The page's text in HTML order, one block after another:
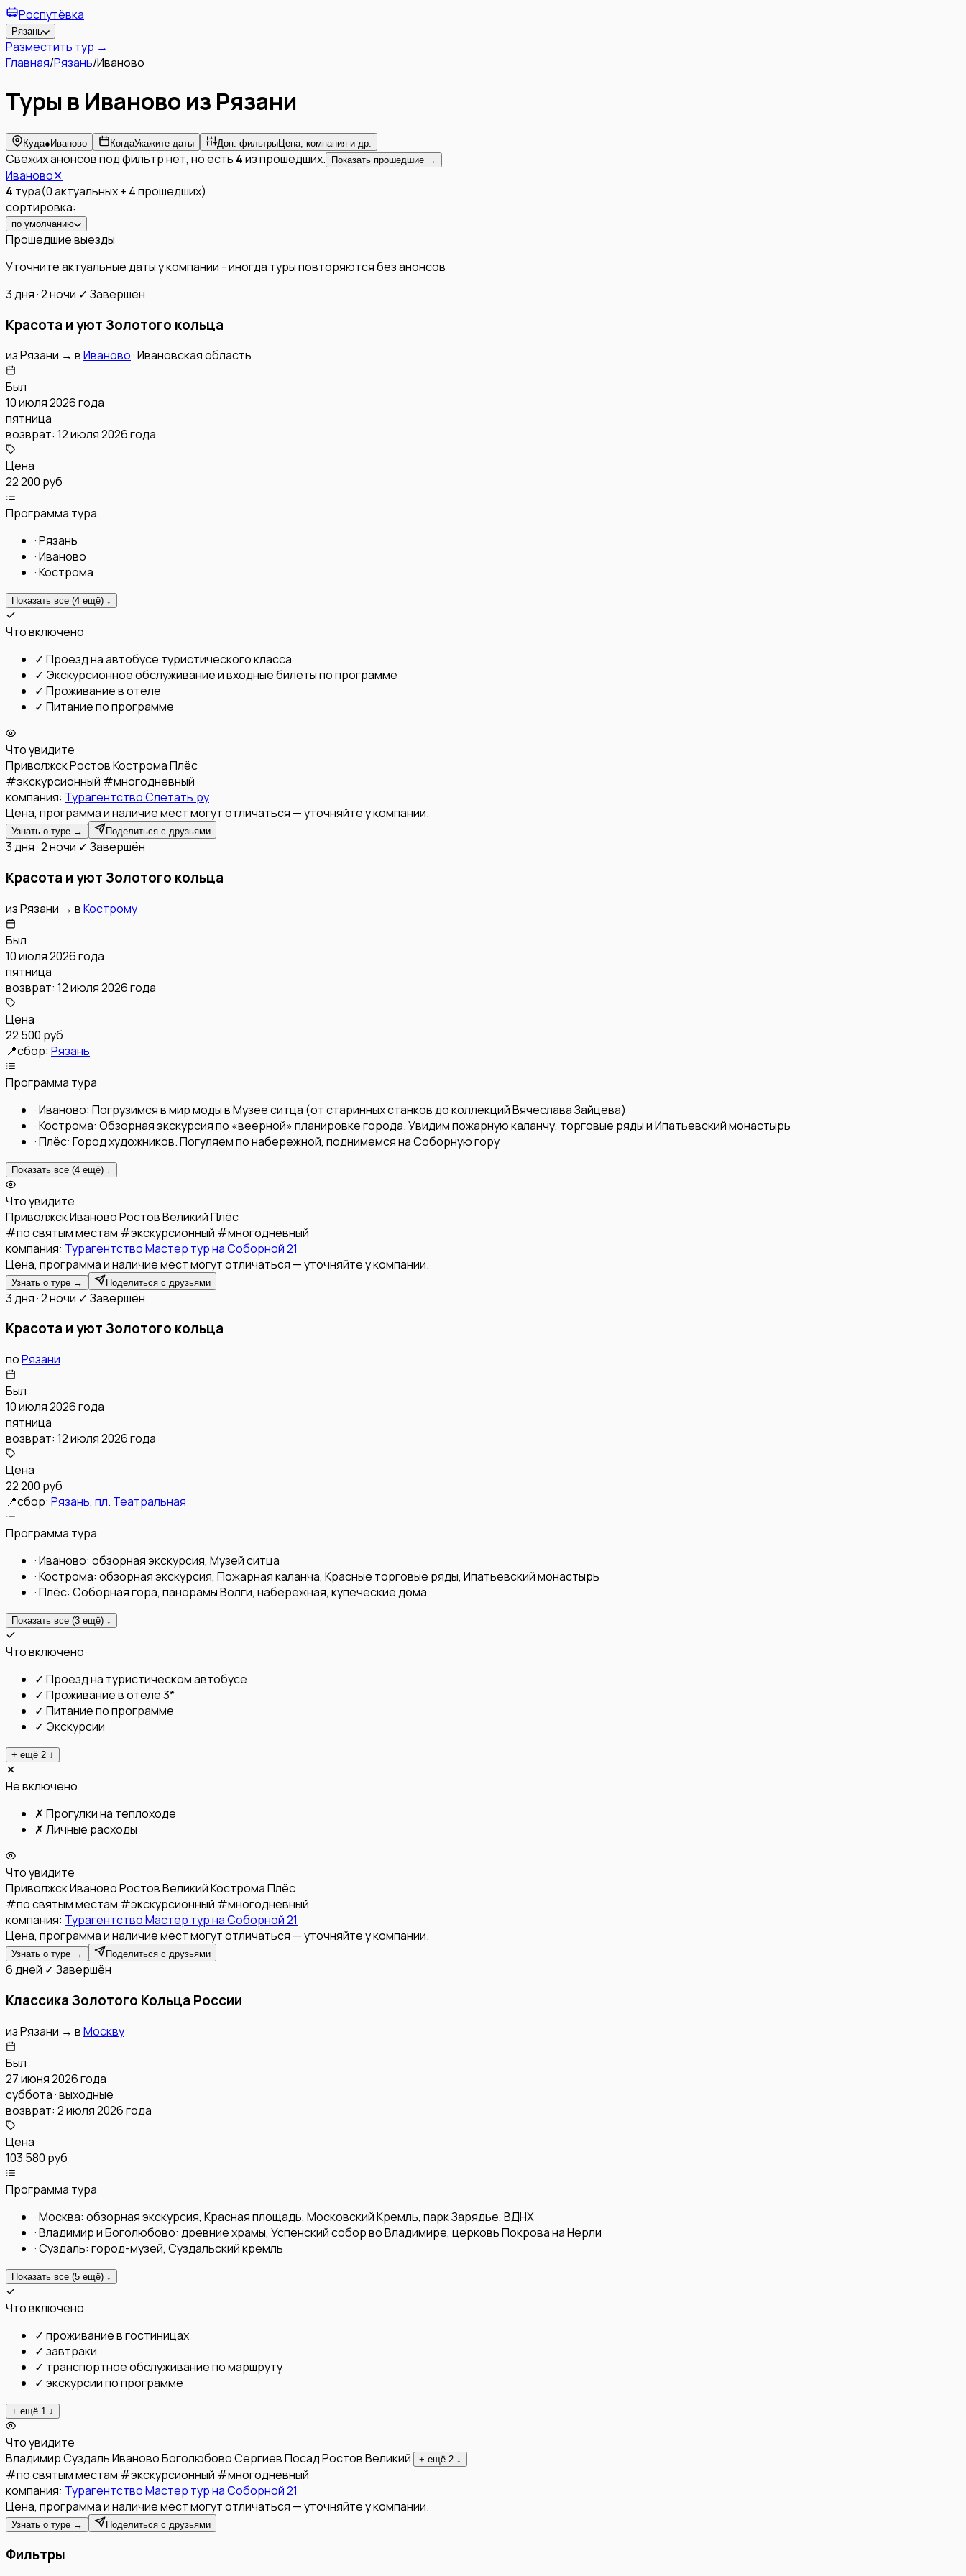
Роспутёвка
Рязань
Разместить тур →
Главная/Рязань/Иваново
Туры в Иваново из Рязани
Куда● Иваново КогдаУкажите даты Доп. фильтры Цена, компания и др.
Свежих анонсов под фильтр нет, но есть 4из прошедших. Показать прошедшие →
Иваново✕
4 тура(0актуальных+ 4прошедших)
сортировка:
по умолчанию
Прошедшие выезды
Уточните актуальные даты у компании - иногда туры повторяются без анонсов
3 дня · 2 ночи ✓ Завершён
Красота и уют Золотого кольца
изРязани → вИваново·Ивановская область
Был
10 июля 2026 года
пятница
возврат: 12 июля 2026 года
Цена
22 200 руб
Программа тура
·Рязань
·Иваново
·Кострома
Показать все (4 ещё) ↓
Что включено
✓ Проезд на автобусе туристического класса
✓ Экскурсионное обслуживание и входные билеты по программе
✓ Проживание в отеле
✓ Питание по программе
Что увидите
ПриволжскРостовКостромаПлёс
#экскурсионный #многодневный
компания: Турагентство Слетать.ру
Цена, программа и наличие мест могут отличаться — уточняйте у компании.
Узнать о туре → Поделиться с друзьями
3 дня · 2 ночи ✓ Завершён
Красота и уют Золотого кольца
изРязани → вКострому
Был
10 июля 2026 года
пятница
возврат: 12 июля 2026 года
Цена
22 500 руб
📍сбор: Рязань
Программа тура
·Иваново: Погрузимся в мир моды в Музее ситца (от старинных станков до коллекций Вячеслава Зайцева)
·Кострома: Обзорная экскурсия по «веерной» планировке города. Увидим пожарную каланчу, торговые ряды и Ипатьевский монастырь
·Плёс: Город художников. Погуляем по набережной, поднимемся на Соборную гору
Показать все (4 ещё) ↓
Что увидите
ПриволжскИвановоРостов ВеликийПлёс
#по святым местам #экскурсионный #многодневный
компания: Турагентство Мастер тур на Соборной 21
Цена, программа и наличие мест могут отличаться — уточняйте у компании.
Узнать о туре → Поделиться с друзьями
3 дня · 2 ночи ✓ Завершён
Красота и уют Золотого кольца
поРязани
Был
10 июля 2026 года
пятница
возврат: 12 июля 2026 года
Цена
22 200 руб
📍сбор: Рязань, пл. Театральная
Программа тура
·Иваново: обзорная экскурсия, Музей ситца
·Кострома: обзорная экскурсия, Пожарная каланча, Красные торговые ряды, Ипатьевский монастырь
·Плёс: Соборная гора, панорамы Волги, набережная, купеческие дома
Показать все (3 ещё) ↓
Что включено
✓ Проезд на туристическом автобусе
✓ Проживание в отеле 3*
✓ Питание по программе
✓ Экскурсии
+ ещё 2 ↓
Не включено
✗ Прогулки на теплоходе
✗ Личные расходы
Что увидите
ПриволжскИвановоРостов ВеликийКостромаПлёс
#по святым местам #экскурсионный #многодневный
компания: Турагентство Мастер тур на Соборной 21
Цена, программа и наличие мест могут отличаться — уточняйте у компании.
Узнать о туре → Поделиться с друзьями
6 дней ✓ Завершён
Классика Золотого Кольца России
изРязани → вМоскву
Был
27 июня 2026 года
суббота · выходные
возврат: 2 июля 2026 года
Цена
103 580 руб
Программа тура
·Москва: обзорная экскурсия, Красная площадь, Московский Кремль, парк Зарядье, ВДНХ
·Владимир и Боголюбово: древние храмы, Успенский собор во Владимире, церковь Покрова на Нерли
·Суздаль: город-музей, Суздальский кремль
Показать все (5 ещё) ↓
Что включено
✓ проживание в гостиницах
✓ завтраки
✓ транспортное обслуживание по маршруту
✓ экскурсии по программе
+ ещё 1 ↓
Что увидите
ВладимирСуздальИвановоБоголюбовоСергиев ПосадРостов Великий + ещё 2 ↓
#по святым местам #экскурсионный #многодневный
компания: Турагентство Мастер тур на Соборной 21
Цена, программа и наличие мест могут отличаться — уточняйте у компании.
Узнать о туре → Поделиться с друзьями
Фильтры